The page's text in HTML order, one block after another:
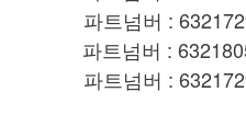
파트넘버 :
파트넘버 :
파트넘버 :